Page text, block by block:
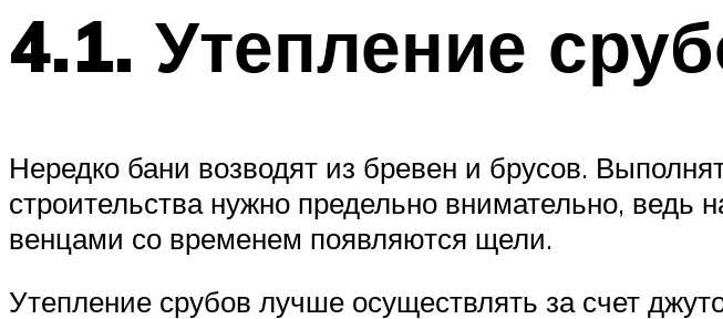
4.1. Утепление
Нередко бани возводят из бревен и брусов.
строительства нужно предельно внимательно,
венцами со временем появляются щели.
Утепление срубов лучше осуществлять за счет